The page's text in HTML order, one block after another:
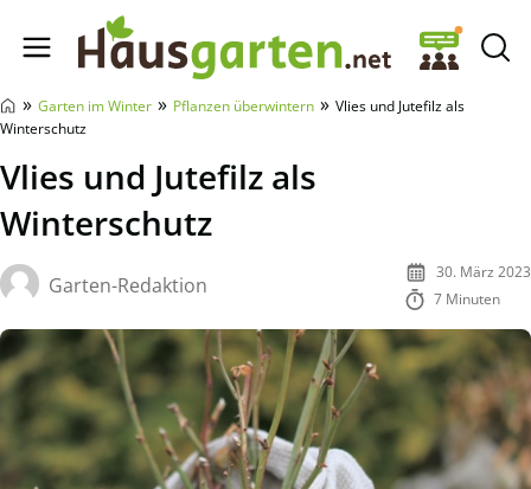
Hausgarten.net
» Garten im Winter » Pflanzen überwintern » Vlies und Jutefilz als
Winterschutz
Vlies und Jutefilz als
Winterschutz
Garten-Redaktion
30. März 2023
7 Minuten